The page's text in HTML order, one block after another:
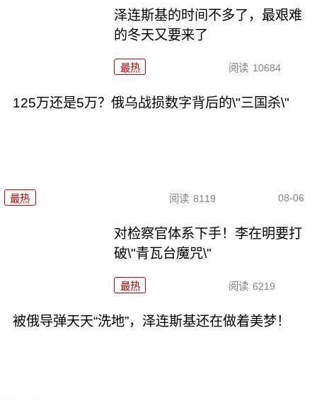
泽连斯基的时间不多了，最艰难
的冬天又要来了
最热 阅读 10684
125万还是5万？俄乌战损数字背后的\"三国杀\"
最热 阅读 8119 08-06
对检察官体系下手！李在明要打
破\"青瓦台魔咒\"
最热 阅读 6219
被俄导弹天天“洗地”，泽连斯基还在做着美梦！